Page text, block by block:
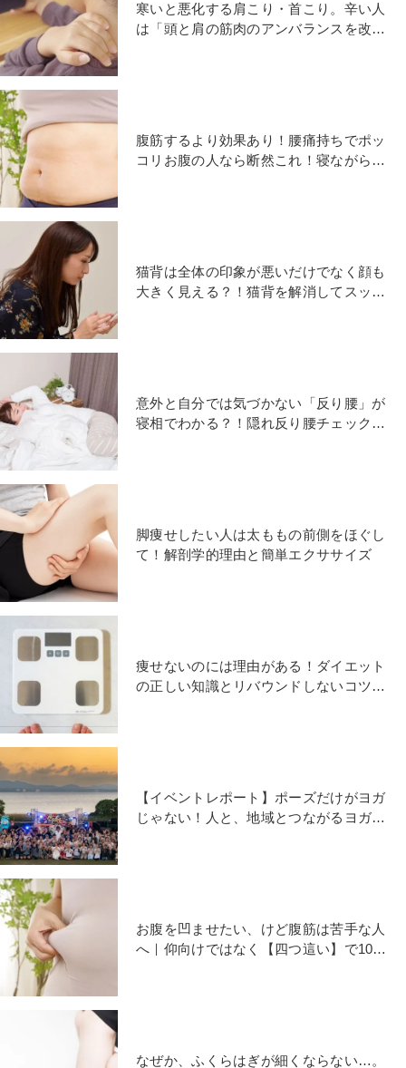
寒いと悪化する肩こり・首こり。辛い人
は「頭と肩の筋肉のアンバランスを改善
腹筋するより効果あり！腰痛持ちでポッ
コリお腹の人なら断然これ！寝ながらね
猫背は全体の印象が悪いだけでなく顔も
大きく見える？！猫背を解消してスッキ
意外と自分では気づかない「反り腰」が
寝相でわかる？！隠れ反り腰チェックと
脚痩せしたい人は太ももの前側をほぐし
て！解剖学的理由と簡単エクササイズ
痩せないのには理由がある！ダイエット
の正しい知識とリバウンドしないコツ、
【イベントレポート】ポーズだけがヨガ
じゃない！人と、地域とつながるヨガフ
お腹を凹ませたい、けど腹筋は苦手な人
へ｜仰向けではなく【四つ這い】で10倍
なぜか、ふくらはぎが細くならない…。